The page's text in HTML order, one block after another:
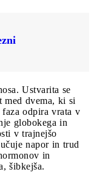
Ustvarita se
med dvema, ki si
odpira vrata v
globokega in
v trajnejšo
napor in trud
in
šibkejša.